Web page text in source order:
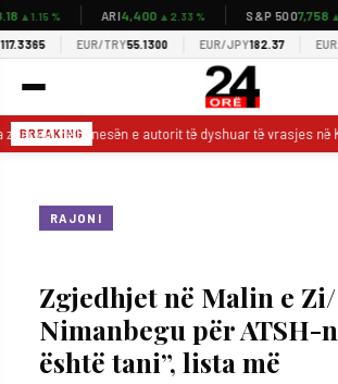
% 4,400▲2.33 % S&P 5007,758
EUR/TRY55.1300 EUR/JPY182.37 EUR/
BREAKINGnë banesën e autorit të dyshuar të vrasjes në
RAJONI
Zgjedhjet në Malin e Zi/
Nimanbegu për ATSH-
është tani”, lista më